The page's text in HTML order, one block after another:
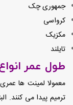
جمهوری چک
کرواسی
مکزیک
تایلند
طول عمر
ترمیم پیدا می کنند. البته این زمان 15